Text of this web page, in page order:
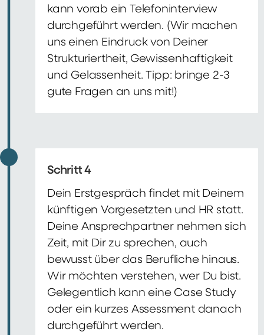
kann vorab ein Telefoninterview
durchgeführt werden. (Wir machen
uns einen Eindruck von Deiner
Strukturiertheit, Gewissenhaftigkeit
und Gelassenheit. Tipp: bringe 2-3
gute Fragen an uns mit!)
Schritt 4
Dein Erstgespräch findet mit Deinem
künftigen Vorgesetzten und HR statt.
Deine Ansprechpartner nehmen sich
Zeit, mit Dir zu sprechen, auch
bewusst über das Berufliche hinaus.
Wir möchten verstehen, wer Du bist.
Gelegentlich kann eine Case Study
oder ein kurzes Assessment danach
durchgeführt werden.